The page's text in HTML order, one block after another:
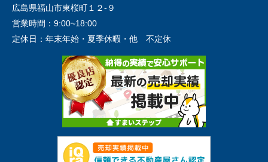
広島県福山市東桜町１２-９
営業時間： 9:00~18:00
定休日： 年末年始・夏季休暇・他 不定休